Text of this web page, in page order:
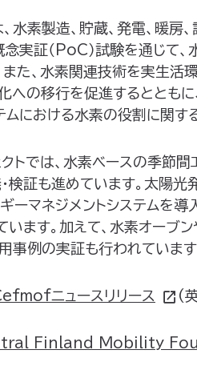
水素製造、貯蔵、発電、暖
実証（PoC）試験を通じて、
た、水素関連技術を実生活
への移行を促進するととも
ムにおける水素の役割に関す
トでは、水素ベースの季節
検証も進めています。太陽
ーマネジメントシステムを
ます。加えて、水素オーブ
事例の実証も行われています
ニュースリリース (
Finland Mobility